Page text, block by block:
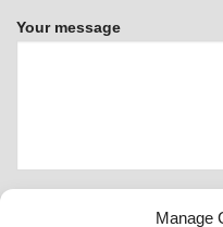
Manage
Your message